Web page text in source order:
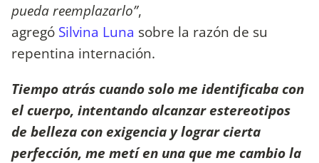
pueda reemplazarlo”,
agregó Silvina Luna sobre la razón de su
repentina internación.
Tiempo atrás cuando solo me identificaba con
el cuerpo, intentando alcanzar estereotipos
de belleza con exigencia y lograr cierta
perfección, me metí en una que me cambio la